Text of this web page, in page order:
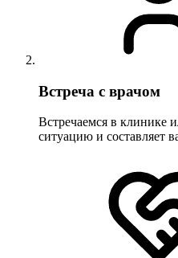
Встреча с врачом
Встречаемся в клинике
ситуацию и составляет